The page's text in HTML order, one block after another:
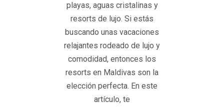
playas, aguas cristalinas y
resorts de lujo. Si estás
buscando unas vacaciones
relajantes rodeado de lujo y
comodidad, entonces los
resorts en Maldivas son la
elección perfecta. En este
artículo, te